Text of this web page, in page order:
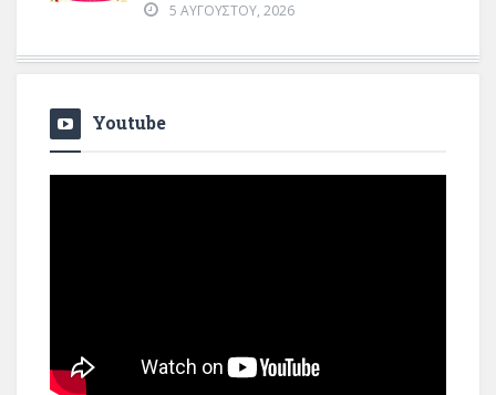
5 ΑΥΓΟΎΣΤΟΥ, 2026
Youtube